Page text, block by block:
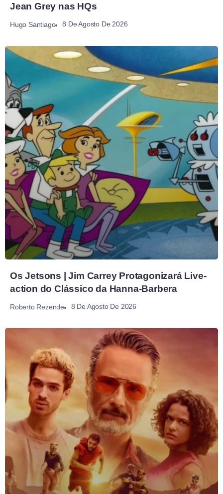
Jean Grey nas HQs
Hugo Santiago 8 De Agosto De 2026
Os Jetsons | Jim Carrey Protagonizará Live-
action do Clássico da Hanna-Barbera
Roberto Rezende 8 De Agosto De 2026